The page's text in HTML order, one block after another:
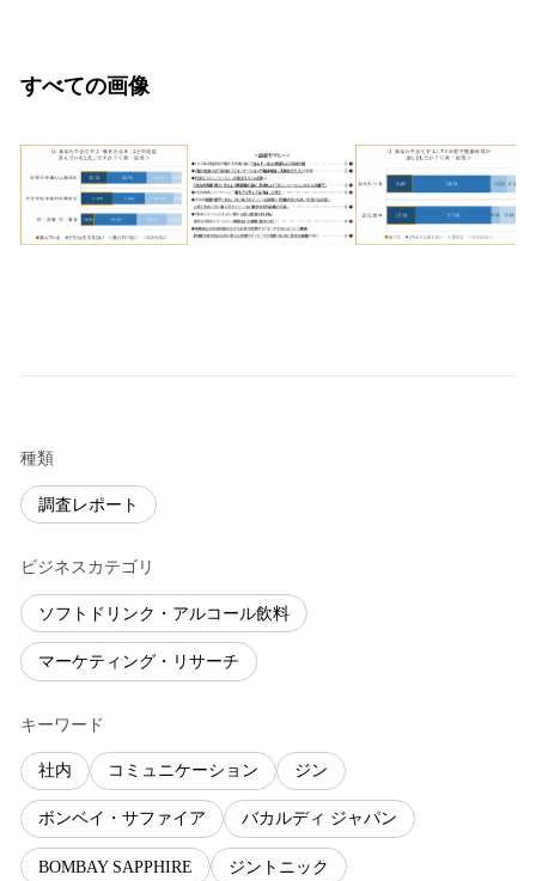
すべての画像
種類
調査レポート
ビジネスカテゴリ
ソフトドリンク・アルコール飲料
マーケティング・リサーチ
キーワード
社内 コミュニケーション ジン
ボンベイ・サファイア バカルディ ジャパン
BOMBAY SAPPHIRE ジントニック